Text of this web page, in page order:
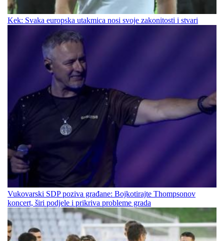
Kek: Svaka europska utakmica nosi svoje zakonitosti i stvari
Vukovarski SDP poziva građane: Bojkotirajte Thompsonov
koncert, širi podjele i prikriva probleme grada